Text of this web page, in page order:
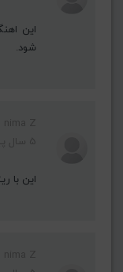
این
شود.
این با ریتم ۶/